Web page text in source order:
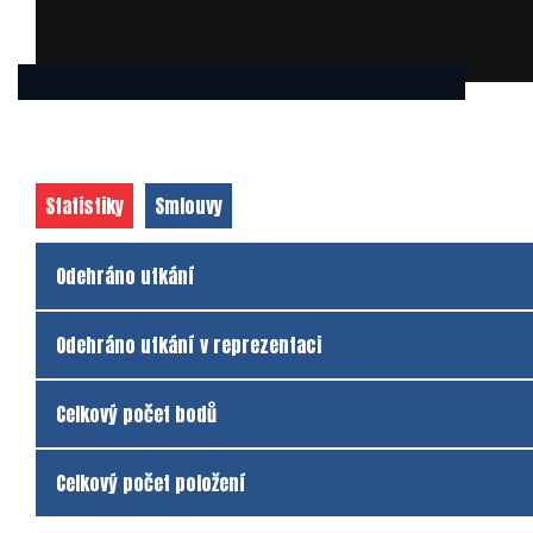
Statistiky Smlouvy
Odehráno utkání
Odehráno utkání v reprezentaci
Celkový počet bodů
Celkový počet položení